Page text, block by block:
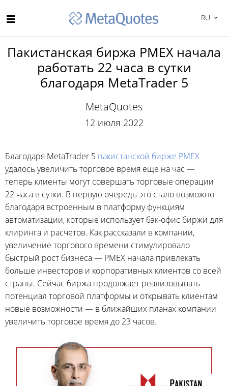
RU
Пакистанская биржа PMEX начала
работать 22 часа в сутки
благодаря MetaTrader 5
MetaQuotes
12 июля 2022
Благодаря MetaTrader 5 пакистанской бирже PMEX
удалось увеличить торговое время еще на час —
теперь клиенты могут совершать торговые операции
22 часа в сутки. В первую очередь это стало возможно
благодаря встроенным в платформу функциям
автоматизации, которые использует бэк-офис биржи для
клиринга и расчетов. Как рассказали в компании,
увеличение торгового времени стимулировало
быстрый рост бизнеса — PMEX начала привлекать
больше инвесторов и корпоративных клиентов со всей
страны. Сейчас биржа продолжает реализовывать
потенциал торговой платформы и открывать клиентам
новые возможности — в ближайших планах компании
увеличить торговое время до 23 часов.